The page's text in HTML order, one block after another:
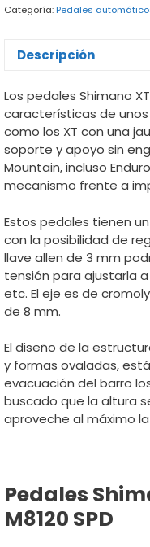
Categoría:Pedales
Descripción
Los pedales Shimano
características de
como los XT con una
soporte y apoyo sin
Mountain, incluso
mecanismo frente a
Estos pedales tienen
con la posibilidad de
llave allen de 3 mm
tensión para ajustarla
etc. El eje es de
de 8 mm.
El diseño de la
y formas ovaladas,
evacuación del barro
buscado que la altura
aproveche al máximo
Pedales
M8120 SPD